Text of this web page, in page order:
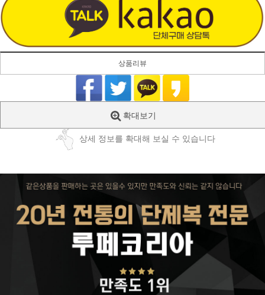
상품리뷰
확대보기
상세 정보를 확대해 보실 수 있습니다